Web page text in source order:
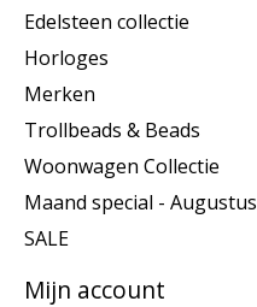
Edelsteen collectie
Horloges
Merken
Trollbeads & Beads
Woonwagen Collectie
Maand special - Augustus
SALE
Mijn account